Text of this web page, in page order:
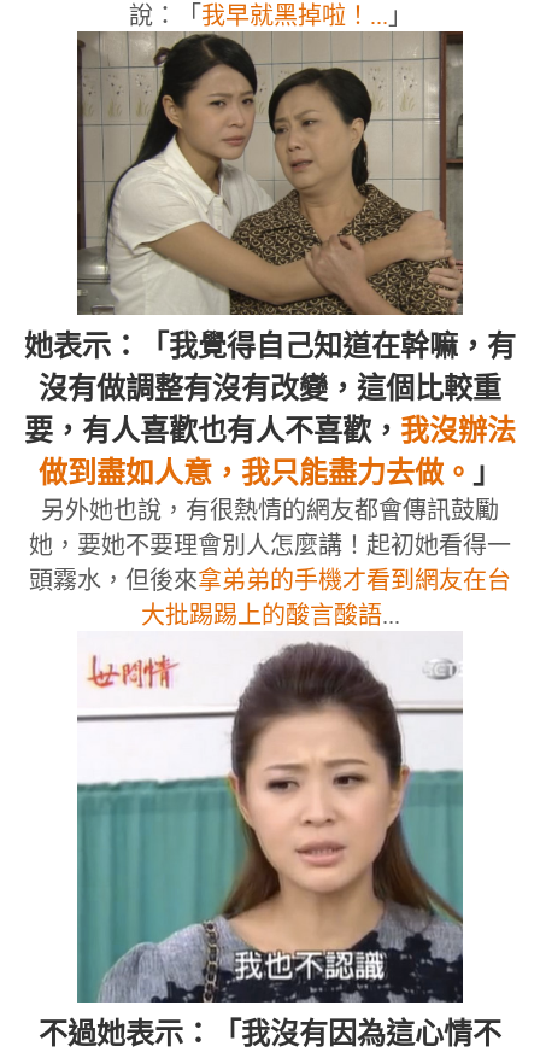
說：「 我早就黑掉啦！... 」
她表示：「我覺得自己知道在幹嘛，有
沒有做調整有沒有改變，這個比較重
要，有人喜歡也有人不喜歡， 我沒辦法
做到盡如人意，我只能盡力去做。 」
另外她也說，有很熱情的網友都會傳訊鼓勵
她，要她不要理會別人怎麼講！起初她看得一
頭霧水，但後來拿弟弟的手機才看到網友在台
大批踢踢上的酸言酸語...
不過她表示：「我沒有因為這心情不